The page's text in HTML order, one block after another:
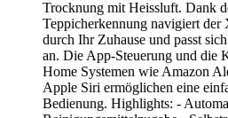
Trocknung mit Heissluft. Dank
Teppicherkennung navigiert
durch Ihr Zuhause und passt
an. Die App-Steuerung und die
Home Systemen wie Amazon
Apple Siri ermöglichen eine
Bedienung. Highlights: -